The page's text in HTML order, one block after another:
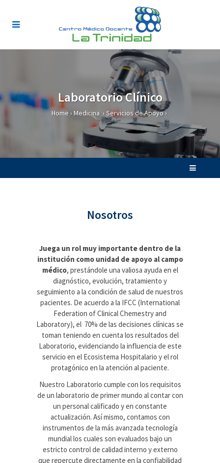
Laboratorio Clínico
Home›Medicina › Servicios de Apoyo›
Nosotros
Juega un rol muy importante dentro de la
institución como unidad de apoyo al campo
médico, prestándole una valiosa ayuda en el
diagnóstico, evolución, tratamiento y
seguimiento a la condición de salud de nuestros
pacientes. De acuerdo a la IFCC (International
Federation of Clinical Chemestry and
Laboratory), el 70% de las decisiones clínicas se
toman teniendo en cuenta los resultados del
Laboratorio, evidenciando la influencia de este
servicio en el Ecosistema Hospitalario y el rol
protagónico en la atención al paciente.
Nuestro Laboratorio cumple con los requisitos
de un laboratorio de primer mundo al contar con
un personal calificado y en constante
actualización. Así mismo, contamos con
instrumentos de la más avanzada tecnología
mundial los cuales son evaluados bajo un
estricto control de calidad interno y externo
que repercute directamente en la confiabilidad